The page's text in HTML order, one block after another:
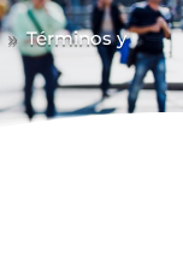
9 Términos y